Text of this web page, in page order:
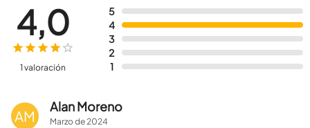
5
4
3
2
1
4,0
1 valoración
AM
Alan Moreno
Marzode2024